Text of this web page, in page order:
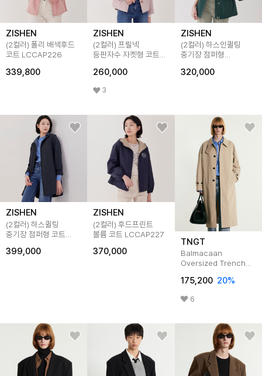
ZISHEN
(2컬러) 폴리 배색후드
코트 LCCAP226
339,800
ZISHEN
(2컬러) 프릴넥
등판자수 자켓형 코트
260,000
3
ZISHEN
(2컬러) 하스인퀼팅
중기장 점퍼형
320,000
ZISHEN
(2컬러) 하스퀼팅
중기장 점퍼형 코트
399,000
ZISHEN
(2컬러) 후드프린트
볼륨 코트 LCCAP227
370,000
TNGT
Balmacaan
Oversized Trench
TNTR5F100I2
175,200 20%
6